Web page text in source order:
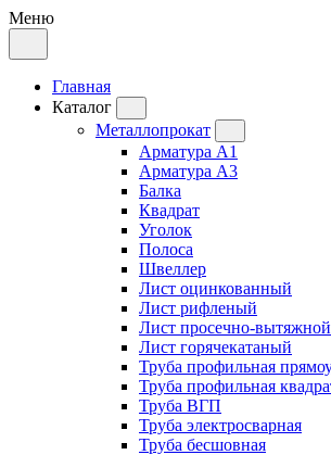
Меню
Главная
Каталог
Металлопрокат
Арматура А1
Арматура А3
Балка
Квадрат
Уголок
Полоса
Швеллер
Лист оцинкованный
Лист рифленый
Лист просечно-вытяжной
Лист горячекатаный
Труба профильная
Труба профильная
Труба ВГП
Труба электросварная
Труба бесшовная